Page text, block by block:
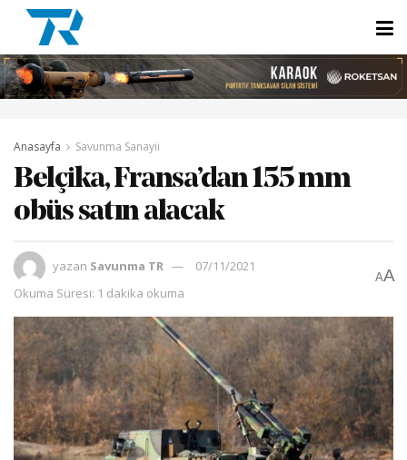
Anasayfa Savunma Sanayii
Belçika, Fransa’dan 155 mm
obüs satın alacak
yazan Savunma TR
07/11/2021
Okuma Süresi: 1 dakika okuma
AA